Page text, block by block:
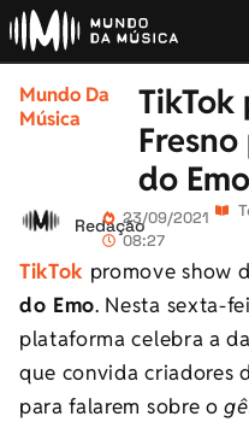
Mundo Da
Música
TikTok
do Emo
Redação23/09/2021
08:27
TikTok promove show
do Emo. Nesta sexta-
plataforma celebra a
que convida criadores
para falarem sobre o